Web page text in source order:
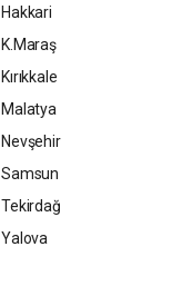
Hakkari
K.Maraş
Kırıkkale
Malatya
Nevşehir
Samsun
Tekirdağ
Yalova